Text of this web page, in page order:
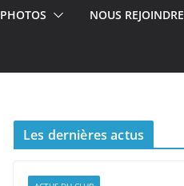
PHOTOS NOUS REJOINDRE
Les dernières actus